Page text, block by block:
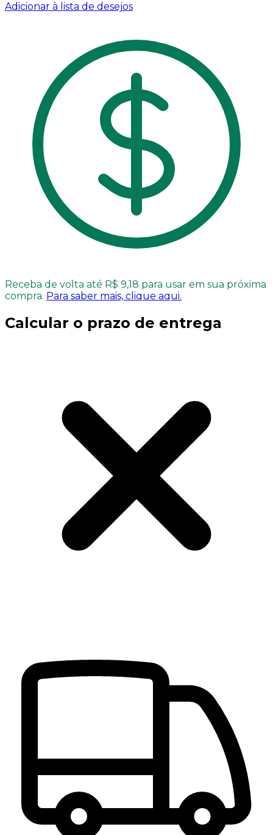
Adicionar à lista de desejos
Receba de volta até R$ 9,18 para usar em sua próxima
compra. Para saber mais, clique aqui.
Calcular o prazo de entrega